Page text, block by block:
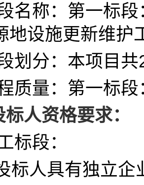
名称：第一标
地设施更新维护
划分：本项目共
质量：第一标段
人资格要求：
标段：
标人具有独立企